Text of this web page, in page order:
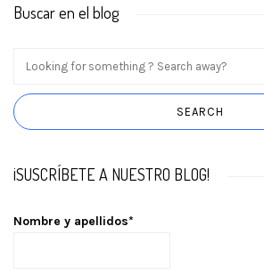
Buscar en el blog
¡SUSCRÍBETE A NUESTRO BLOG!
Nombre y apellidos*